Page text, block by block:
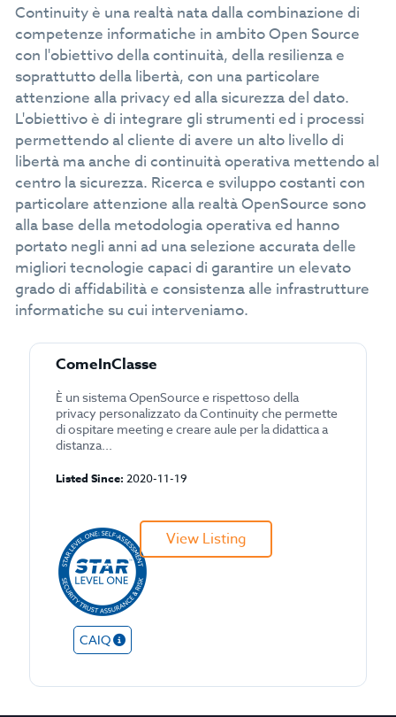
Continuity è una realtà nata dalla combinazione di
competenze informatiche in ambito Open Source
con l'obiettivo della continuità, della resilienza e
soprattutto della libertà, con una particolare
attenzione alla privacy ed alla sicurezza del dato.
L'obiettivo è di integrare gli strumenti ed i processi
permettendo al cliente di avere un alto livello di
libertà ma anche di continuità operativa mettendo al
centro la sicurezza. Ricerca e sviluppo costanti con
particolare attenzione alla realtà OpenSource sono
alla base della metodologia operativa ed hanno
portato negli anni ad una selezione accurata delle
migliori tecnologie capaci di garantire un elevato
grado di affidabilità e consistenza alle infrastrutture
informatiche su cui interveniamo.
ComeInClasse
È un sistema OpenSource e rispettoso della
privacy personalizzato da Continuity che permette
di ospitare meeting e creare aule per la didattica a
distanza...
Listed Since: 2020-11-19
CAIQ
View Listing